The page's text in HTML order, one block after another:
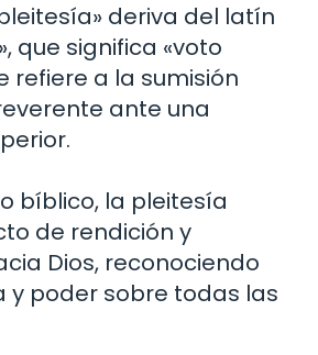
deriva del latín
que significa «voto
refiere a la sumisión
ante una
bíblico, la pleitesía
de rendición y
Dios, reconociendo
y poder sobre todas las